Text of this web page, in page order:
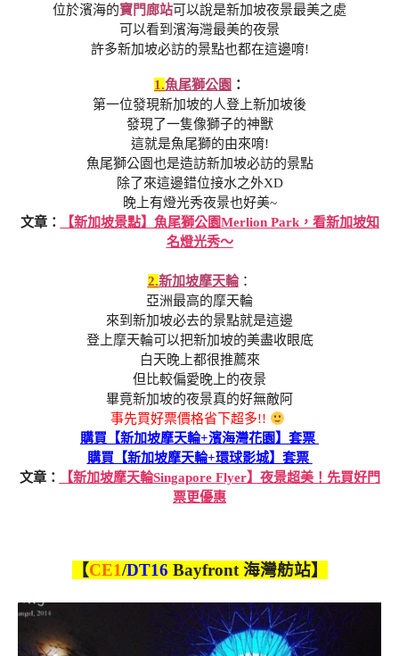
位於濱海的寶門廊站可以說是新加坡夜景最美之處
可以看到濱海灣最美的夜景
許多新加坡必訪的景點也都在這邊唷!
1.魚尾獅公園 ：
第一位發現新加坡的人登上新加坡後
發現了一隻像獅子的神獸
這就是魚尾獅的由來唷!
魚尾獅公園也是造訪新加坡必訪的景點
除了來這邊錯位接水之外XD
晚上有燈光秀夜景也好美~
文章：
【新加坡景點】魚尾獅公園Merlion Park，看新加坡知
名燈光秀～
2.新加坡摩天輪：
亞洲最高的摩天輪
來到新加坡必去的景點就是這邊
登上摩天輪可以把新加坡的美盡收眼底
白天晚上都很推薦來
但比較偏愛晚上的夜景
畢竟新加坡的夜景真的好無敵阿
事先買好票價格省下超多!!
購買【新加坡摩天輪+濱海灣花園】套票
購買【新加坡摩天輪+環球影城】套票
文章：
【新加坡摩天輪Singapore Flyer】夜景超美！先買好門
票更優惠
【CE1/DT16 Bayfront 海灣舫站】